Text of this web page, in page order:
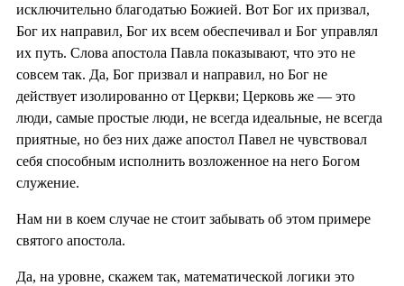
исключительно благодатью Божией. Вот Бог их призвал,
Бог их направил, Бог их всем обеспечивал и Бог управлял
их путь. Слова апостола Павла показывают, что это не
совсем так. Да, Бог призвал и направил, но Бог не
действует изолированно от Церкви; Церковь же — это
люди, самые простые люди, не всегда идеальные, не всегда
приятные, но без них даже апостол Павел не чувствовал
себя способным исполнить возложенное на него Богом
служение.
Нам ни в коем случае не стоит забывать об этом примере
святого апостола.
Да, на уровне, скажем так, математической логики это